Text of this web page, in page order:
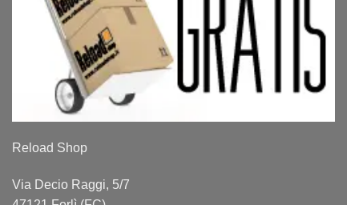
Reload Shop
Via Decio Raggi, 5/7